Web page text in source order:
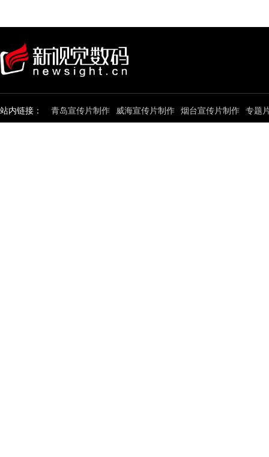
站内链接： 青岛宣传片制作 威海宣传片制作 烟台宣传片制作 专题